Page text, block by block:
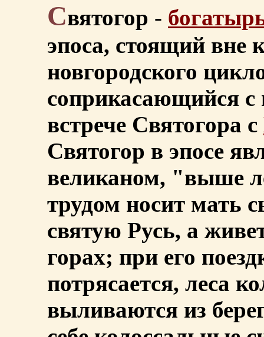
Святогор -
эпоса, стоящий вне
новгородского
соприкасающийся
встрече Святогора с
Святогор в эпосе
великаном, "выше
трудом носит мать
святую Русь, а
горах; при его
потрясается, леса
выливаются из